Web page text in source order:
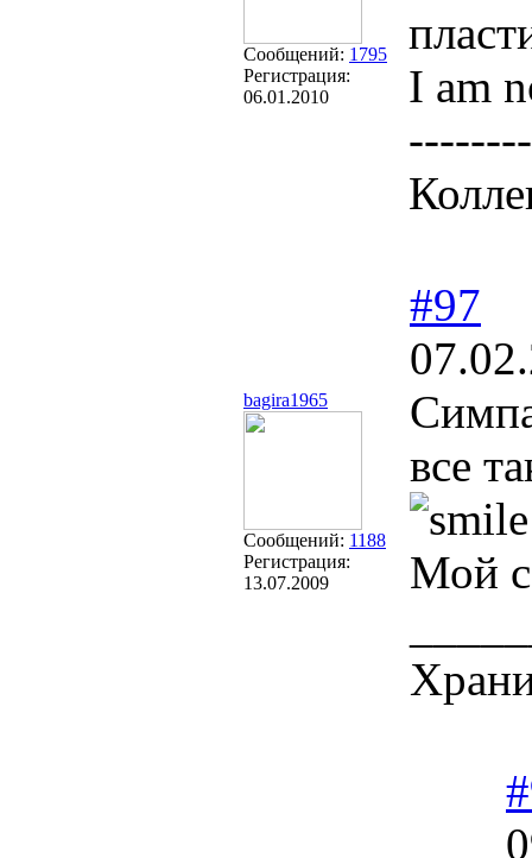
Сообщений: 1795
Регистрация:
06.01.2010
I am
bagira1965
Сообщений: 1188
Регистрация:
13.07.2009
#97
все
Мой